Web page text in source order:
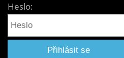
Heslo: